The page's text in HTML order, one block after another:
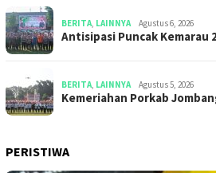
BERITA, LAINNYA Agustus 6, 2026
Antisipasi Puncak Kemarau
BERITA, LAINNYA Agustus 5, 2026
Kemeriahan Porkab
PERISTIWA